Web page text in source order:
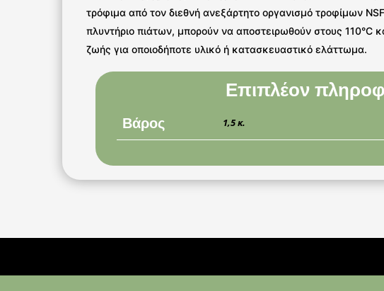
τρόφιμα από τον διεθνή ανεξάρτητο οργανισμό τροφίμων
πλυντήριο πιάτων, μπορούν να αποστειρωθούν στους 110°C
ζωής για οποιοδήποτε υλικό ή κατασκευαστικό ελάττωμα.
Επιπλέον
Βάρος 1,5 κ.